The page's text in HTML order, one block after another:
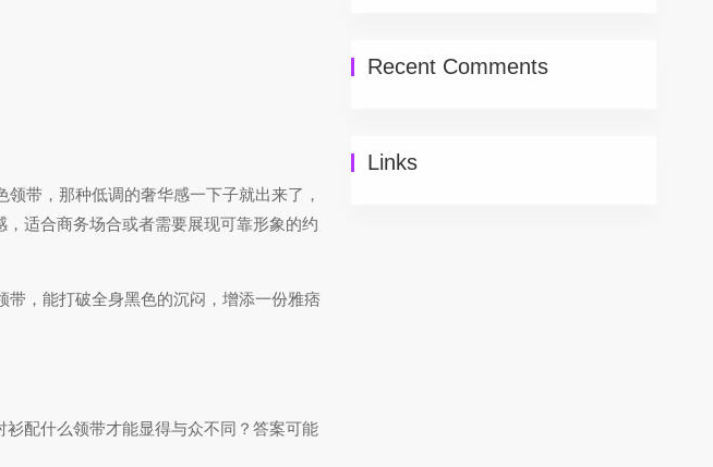
带，那种低调的奢华感一下子就出来了，
适合商务场合或者需要展现可靠形象的约
带，能打破全身黑色的沉闷，增添一份雅痞
配什么领带才能显得与众不同？答案可能
Recent Comments
Links